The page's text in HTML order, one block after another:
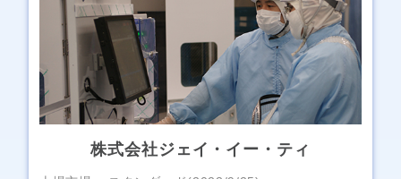
株式会社ジェイ・イー・ティ